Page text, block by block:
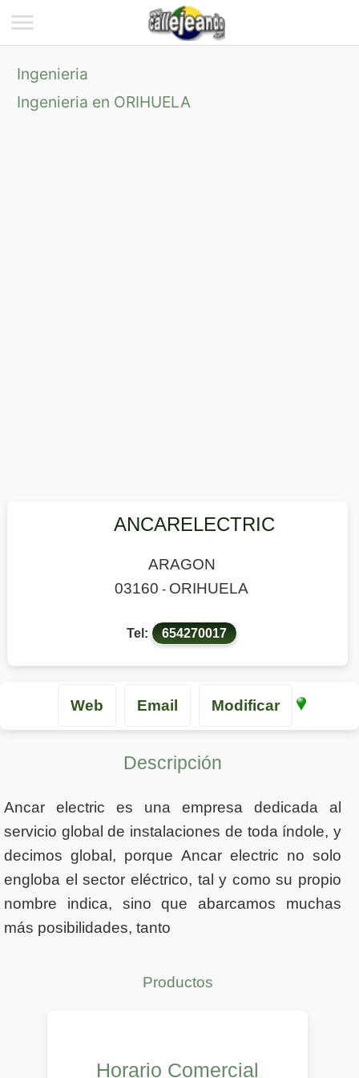
Ingenieria
Ingenieria en ORIHUELA
ANCARELECTRIC
ARAGON
03160 - ORIHUELA
Tel: 654270017
Web Email Modificar
Descripción
Ancar electric es una empresa dedicada al
servicio global de instalaciones de toda índole, y
decimos global, porque Ancar electric no solo
engloba el sector eléctrico, tal y como su propio
nombre indica, sino que abarcamos muchas
más posibilidades, tanto
Productos
Horario Comercial